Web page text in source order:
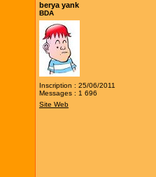
berya yank
BDA
Inscription : 25/06/2011
Messages : 1 696
Site Web